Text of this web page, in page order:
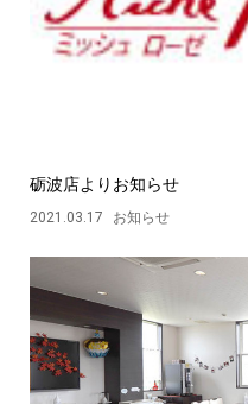
砺波店よりお知らせ
2021.03.17 お知らせ